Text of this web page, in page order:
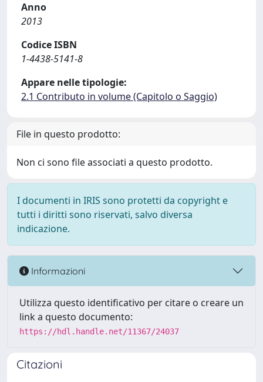
Anno
2013
Codice ISBN
1-4438-5141-8
Appare nelle tipologie:
2.1 Contributo in volume (Capitolo o Saggio)
File in questo prodotto:
Non ci sono file associati a questo prodotto.
I documenti in IRIS sono protetti da copyright e
tutti i diritti sono riservati, salvo diversa
indicazione.
Informazioni
Utilizza questo identificativo per citare o creare un
link a questo documento:
https://hdl.handle.net/11367/24037
Citazioni